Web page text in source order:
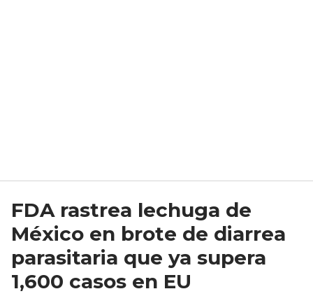
FDA rastrea lechuga de
México en brote de diarrea
parasitaria que ya supera
1,600 casos en EU